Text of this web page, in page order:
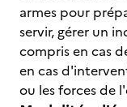
armes pour
servir, gérer un
compris en cas
en cas
ou les forces de